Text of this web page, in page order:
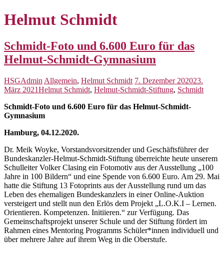
Helmut Schmidt
Schmidt-Foto und 6.600 Euro für das
Helmut-Schmidt-Gymnasium
HSGAdmin Allgemein, Helmut Schmidt 7. Dezember 202023.
März 2021Helmut Schmidt, Helmut-Schmidt-Stiftung, Schmidt
Schmidt-Foto und 6.600 Euro für das Helmut-Schmidt-
Gymnasium
Hamburg, 04.12.2020.
Dr. Meik Woyke, Vorstandsvorsitzender und Geschäftsführer der
Bundeskanzler-Helmut-Schmidt-Stiftung überreichte heute unserem
Schulleiter Volker Clasing ein Fotomotiv aus der Ausstellung „100
Jahre in 100 Bildern“ und eine Spende von 6.600 Euro. Am 29. Mai
hatte die Stiftung 13 Fotoprints aus der Ausstellung rund um das
Leben des ehemaligen Bundeskanzlers in einer Online-Auktion
versteigert und stellt nun den Erlös dem Projekt „L.O.K.I – Lernen.
Orientieren. Kompetenzen. Initiieren.“ zur Verfügung. Das
Gemeinschaftsprojekt unserer Schule und der Stiftung fördert im
Rahmen eines Mentoring Programms Schüler*innen individuell und
über mehrere Jahre auf ihrem Weg in die Oberstufe.